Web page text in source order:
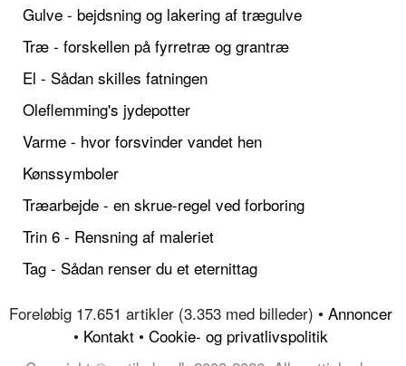
Gulve - bejdsning og lakering af trægulve
Træ - forskellen på fyrretræ og grantræ
El - Sådan skilles fatningen
Oleflemming's jydepotter
Varme - hvor forsvinder vandet hen
Kønssymboler
Træarbejde - en skrue-regel ved forboring
Trin 6 - Rensning af maleriet
Tag - Sådan renser du et eternittag
Foreløbig 17.651 artikler (3.353 med billeder) • Annoncer
• Kontakt • Cookie- og privatlivspolitik